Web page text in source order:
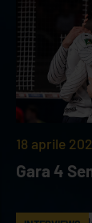
18 aprile
Gara 4